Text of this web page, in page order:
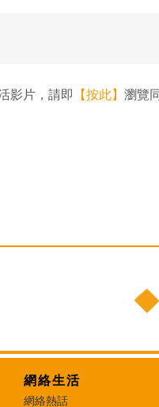
影片，請即 【按此】 瀏覽
網絡生活
網絡熱話